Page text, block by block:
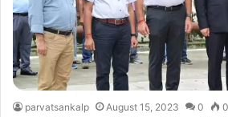
parvatsankalp August 15, 2023 0 0